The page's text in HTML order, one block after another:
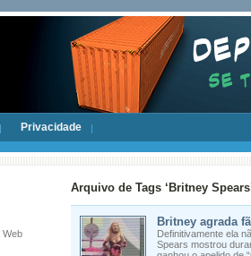
Privacidade
Arquivo de Tags ‘Britney
Britney agrada
Definitivamente ela
Spears mostrou